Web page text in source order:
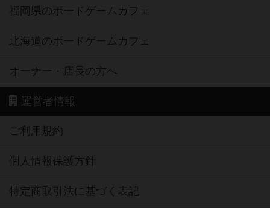
福岡県のボードゲームカフェ
北海道のボードゲームカフェ
オーナー・店長の方へ
運営者情報
ご利用規約
個人情報保護方針
特定商取引法に基づく表記